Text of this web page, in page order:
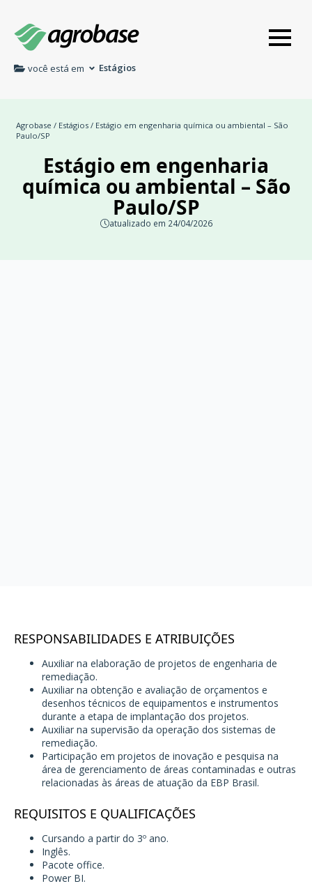
você está em Estágios
Agrobase / Estágios / Estágio em engenharia química ou ambiental – São
Paulo/SP
Estágio em engenharia
química ou ambiental – São
Paulo/SP
atualizado em 24/04/2026
RESPONSABILIDADES E ATRIBUIÇÕES
Auxiliar na elaboração de projetos de engenharia de
remediação.
Auxiliar na obtenção e avaliação de orçamentos e
desenhos técnicos de equipamentos e instrumentos
durante a etapa de implantação dos projetos.
Auxiliar na supervisão da operação dos sistemas de
remediação.
Participação em projetos de inovação e pesquisa na
área de gerenciamento de áreas contaminadas e outras
relacionadas às áreas de atuação da EBP Brasil.
REQUISITOS E QUALIFICAÇÕES
Cursando a partir do 3º ano.
Inglês.
Pacote office.
Power BI.